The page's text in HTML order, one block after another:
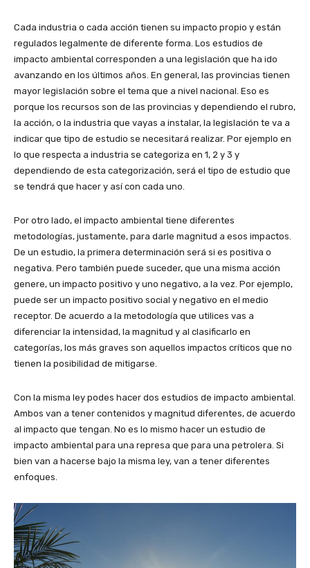
Cada industria o cada acción tienen su impacto propio y están
regulados legalmente de diferente forma. Los estudios de
impacto ambiental corresponden a una legislación que ha ido
avanzando en los últimos años. En general, las provincias tienen
mayor legislación sobre el tema que a nivel nacional. Eso es
porque los recursos son de las provincias y dependiendo el rubro,
la acción, o la industria que vayas a instalar, la legislación te va a
indicar que tipo de estudio se necesitará realizar. Por ejemplo en
lo que respecta a industria se categoriza en 1, 2 y 3 y
dependiendo de esta categorización, será el tipo de estudio que
se tendrá que hacer y así con cada uno.
Por otro lado, el impacto ambiental tiene diferentes
metodologías, justamente, para darle magnitud a esos impactos.
De un estudio, la primera determinación será si es positiva o
negativa. Pero también puede suceder, que una misma acción
genere, un impacto positivo y uno negativo, a la vez. Por ejemplo,
puede ser un impacto positivo social y negativo en el medio
receptor. De acuerdo a la metodología que utilices vas a
diferenciar la intensidad, la magnitud y al clasificarlo en
categorías, los más graves son aquellos impactos críticos que no
tienen la posibilidad de mitigarse.
Con la misma ley podes hacer dos estudios de impacto ambiental.
Ambos van a tener contenidos y magnitud diferentes, de acuerdo
al impacto que tengan. No es lo mismo hacer un estudio de
impacto ambiental para una represa que para una petrolera. Si
bien van a hacerse bajo la misma ley, van a tener diferentes
enfoques.